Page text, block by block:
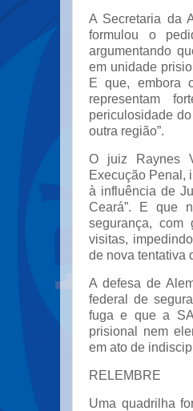
A Secretaria da
formulou o
argumentando
em unidade
E que, embora
representam
periculosidade
outra região”.
O juiz Raynes
Execução Penal,
à influência de
Ceará”. E que
segurança, com
visitas,
de nova tentativa
A defesa de
federal de
fuga e que a
prisional nem
em ato de
RELEMBRE
Uma quadrilha